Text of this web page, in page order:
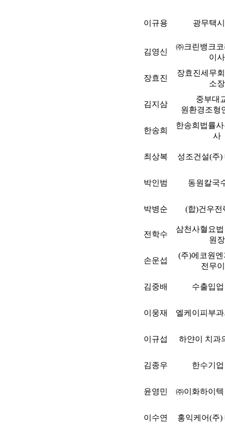
이규용 광무택
김영신
㈜크린뱅크
이사
장효진
장효진세무
소장
김지삼
중부대
원환경조형
한송희
한송희법률
사
최상복 성조건설(주)
박인범 동원칼국
박병순 (합)건우전
전학수
삼천사혈요
원장
손운섭
(주)에코원
전무
김중배 수출입
이웅재 엘케이피부
이규섭 하얀이 치과
김종우 한수기
윤영민 ㈜이화하이
이수연 홍익케어(주)